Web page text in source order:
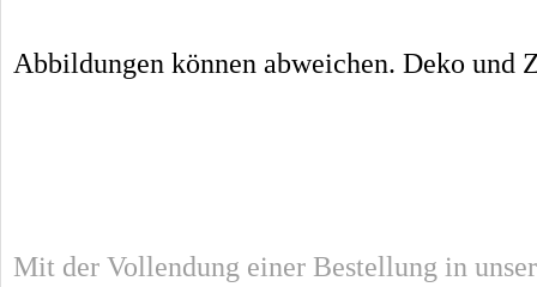
Abbildungen können abweichen. Deko und
Mit der Vollendung einer Bestellung in